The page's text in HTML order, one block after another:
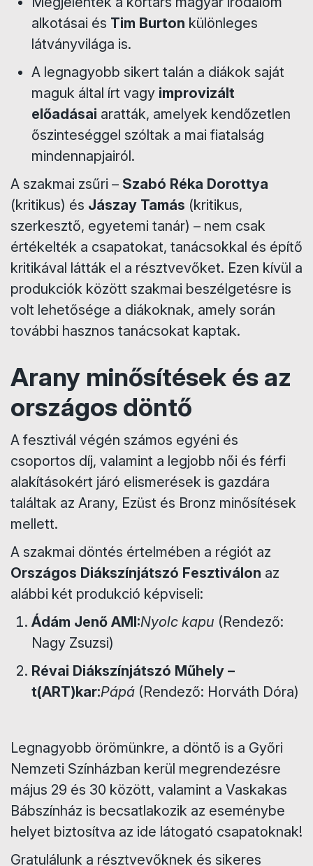
alkotásai és Tim Burton különleges
látványvilága is.
A legnagyobb sikert talán a diákok saját
maguk által írt vagy improvizált
előadásai aratták, amelyek kendőzetlen
őszinteséggel szóltak a mai fiatalság
mindennapjairól.
A szakmai zsűri – Szabó Réka Dorottya
(kritikus) és Jászay Tamás (kritikus,
szerkesztő, egyetemi tanár) – nem csak
értékelték a csapatokat, tanácsokkal és építő
kritikával látták el a résztvevőket. Ezen kívül a
produkciók között szakmai beszélgetésre is
volt lehetősége a diákoknak, amely során
további hasznos tanácsokat kaptak.
Arany minősítések és az
országos döntő
A fesztivál végén számos egyéni és
csoportos díj, valamint a legjobb női és férfi
alakításokért járó elismerések is gazdára
találtak az Arany, Ezüst és Bronz minősítések
mellett.
A szakmai döntés értelmében a régiót az
Országos Diákszínjátszó Fesztiválon az
alábbi két produkció képviseli:
Ádám Jenő AMI:Nyolc kapu (Rendező:
Nagy Zsuzsi)
Révai Diákszínjátszó Műhely –
t(ART)kar:Pápá (Rendező: Horváth Dóra)
Legnagyobb örömünkre, a döntő is a Győri
Nemzeti Színházban kerül megrendezésre
május 29 és 30 között, valamint a Vaskakas
Bábszínház is becsatlakozik az eseménybe
helyet biztosítva az ide látogató csapatoknak!
Gratulálunk a résztvevőknek és sikeres